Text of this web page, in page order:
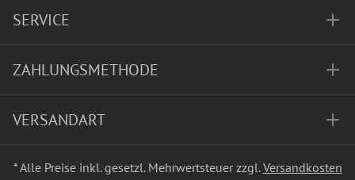
SERVICE
ZAHLUNGSMETHODE
VERSANDART
* Alle Preise inkl. gesetzl. Mehrwertsteuer zzgl.Versandkosten